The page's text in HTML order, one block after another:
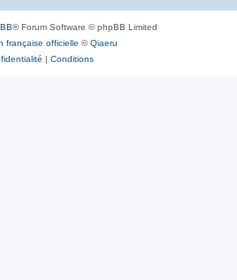
® Forum Software © phpBB Limited
française officielle ©Qiaeru
| Conditions